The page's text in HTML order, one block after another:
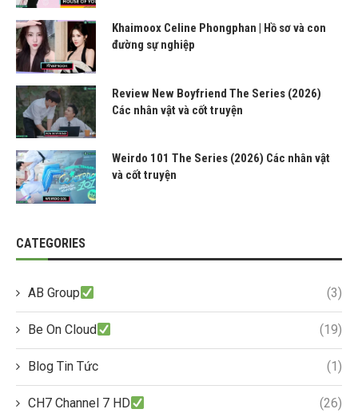
Khaimoox Celine Phongphan | Hồ sơ và con
đường sự nghiệp
Review New Boyfriend The Series (2026)
Các nhân vật và cốt truyện
Weirdo 101 The Series (2026) Các nhân vật
và cốt truyện
CATEGORIES
AB Group (3)
Be On Cloud (19)
Blog Tin Tức (1)
CH7 Channel 7 HD (26)